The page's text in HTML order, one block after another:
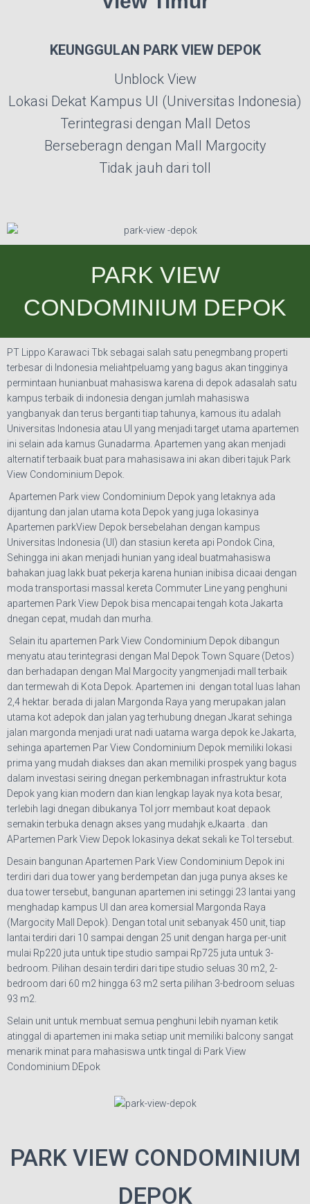
KEUNGGULAN PARK VIEW DEPOK
Unblock View
Lokasi Dekat Kampus UI (Universitas Indonesia)
Terintegrasi dengan Mall Detos
Berseberagn dengan Mall Margocity
Tidak jauh dari toll
PARK VIEW
CONDOMINIUM DEPOK
PT Lippo Karawaci Tbk sebagai salah satu penegmbang properti
terbesar di Indonesia meliahtpeluamg yang bagus akan tingginya
permintaan hunianbuat mahasiswa karena di depok adasalah satu
kampus terbaik di indonesia dengan jumlah mahasiswa
yangbanyak dan terus berganti tiap tahunya, kamous itu adalah
Universitas Indonesia atau UI yang menjadi target utama apartemen
ini selain ada kamus Gunadarma. Apartemen yang akan menjadi
alternatif terbaaik buat para mahasisawa ini akan diberi tajuk Park
View Condominium Depok.
Apartemen Park view Condominium Depok yang letaknya ada
dijantung dan jalan utama kota Depok yang juga lokasinya
Apartemen parkView Depok bersebelahan dengan kampus
Universitas Indonesia (UI) dan stasiun kereta api Pondok Cina,
Sehingga ini akan menjadi hunian yang ideal buatmahasiswa
bahakan juag lakk buat pekerja karena hunian inibisa dicaai dengan
moda transportasi massal kereta Commuter Line yang penghuni
apartemen Park View Depok bisa mencapai tengah kota Jakarta
dnegan cepat, mudah dan murha.
Selain itu apartemen Park View Condominium Depok dibangun
menyatu atau terintegrasi dengan Mal Depok Town Square (Detos)
dan berhadapan dengan Mal Margocity yangmenjadi mall terbaik
dan termewah di Kota Depok. Apartemen ini dengan total luas lahan
2,4 hektar. berada di jalan Margonda Raya yang merupakan jalan
utama kot adepok dan jalan yag terhubung dnegan Jkarat sehinga
jalan margonda menjadi urat nadi uatama warga depok ke Jakarta,
sehinga apartemen Par View Condominium Depok memiliki lokasi
prima yang mudah diakses dan akan memiliki prospek yang bagus
dalam investasi seiring dnegan perkembnagan infrastruktur kota
Depok yang kian modern dan kian lengkap layak nya kota besar,
terlebih lagi dnegan dibukanya Tol jorr membaut koat depaok
semakin terbuka denagn akses yang mudahjk eJkaarta . dan
APartemen Park View Depok lokasinya dekat sekali ke Tol tersebut.
Desain bangunan Apartemen Park View Condominium Depok ini
terdiri dari dua tower yang berdempetan dan juga punya akses ke
dua tower tersebut, bangunan apartemen ini setinggi 23 lantai yang
menghadap kampus UI dan area komersial Margonda Raya
(Margocity Mall Depok). Dengan total unit sebanyak 450 unit, tiap
lantai terdiri dari 10 sampai dengan 25 unit dengan harga per-unit
mulai Rp220 juta untuk tipe studio sampai Rp725 juta untuk 3-
bedroom. Pilihan desain terdiri dari tipe studio seluas 30 m2, 2-
bedroom dari 60 m2 hingga 63 m2 serta pilihan 3-bedroom seluas
93 m2.
Selain unit untuk membuat semua penghuni lebih nyaman ketik
atinggal di apartemen ini maka setiap unit memiliki balcony sangat
menarik minat para mahasiswa untk tingal di Park View
Condominium DEpok
PARK VIEW CONDOMINIUM
DEPOK